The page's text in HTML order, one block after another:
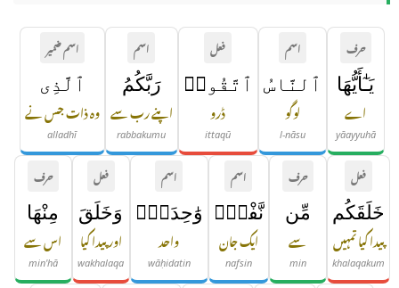
حرف
يَـٰٓأَيُّهَا
اے
yāayyuhā
اسم
ٱلنَّاسُ
لوگو
l-nāsu
فعل
ٱتَّقُوا۟
ڈرو
ittaqū
اسم
رَبَّكُمُ
اپنے رب سے
rabbakumu
اسم ضمیر
ٱلَّذِى
وہ ذات جس نے
alladhī
فعل
خَلَقَكُم
پیدا کیا تمہیں
khalaqakum
حرف
مِّن
سے
min
اسم
نَّفْسٍۢ
ایک جان
nafsin
اسم
وَٰحِدَةٍۢ
واحد
wāḥidatin
فعل
وَخَلَقَ
اور پیدا کیا
wakhalaqa
حرف
مِنْهَا
اس سے
min'hā